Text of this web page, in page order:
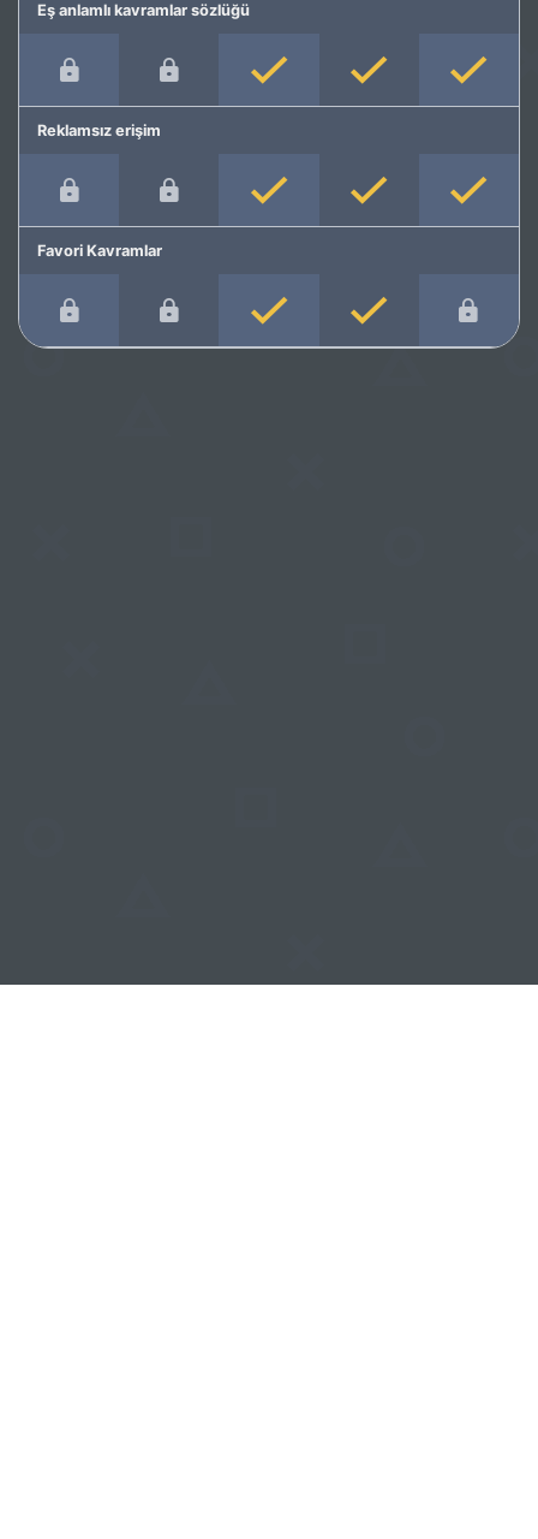
Eş anlamlı kavramlar sözlüğü
Reklamsız erişim
Favori Kavramlar